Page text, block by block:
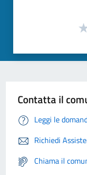
Contatta il
Leggi le
Richiedi
Chiama il